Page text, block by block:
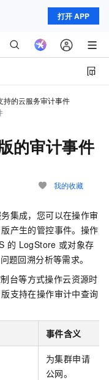
打开 APP
持的云服务审计事件
的审计事件
我的收藏
集成，您可以在操作审
版产生的管控事件。操作
的 LogStore 或对象存
题回溯分析等需求。
台等方式操作云资源时
版支持在操作审计中查询
事件含义
为集群申请
公网。